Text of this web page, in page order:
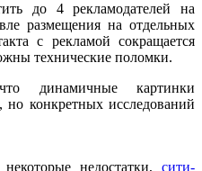
до 4 рекламодателей на
размещения на отдельных
с рекламой сокращается
технические поломки.
динамичные картинки
конкретных исследований
недостатки, сити-